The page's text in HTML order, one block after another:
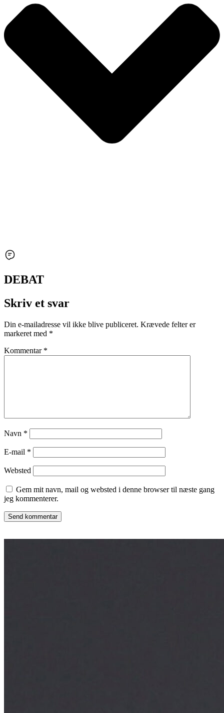
DEBAT
Skriv et svar
Din e-mailadresse vil ikke blive publiceret. Krævede felter er
markeret med *
Kommentar *
Navn *
E-mail *
Websted
Gem mit navn, mail og websted i denne browser til næste gang
jeg kommenterer.